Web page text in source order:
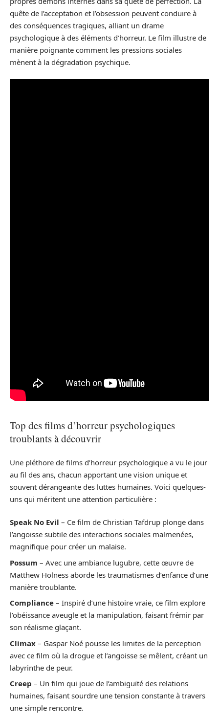
quête de l’acceptation et l’obsession peuvent conduire à
des conséquences tragiques, alliant un drame
psychologique à des éléments d’horreur. Le film illustre de
manière poignante comment les pressions sociales
mènent à la dégradation psychique.
Top des films d’horreur psychologiques
troublants à découvrir
Une pléthore de films d’horreur psychologique a vu le jour
au fil des ans, chacun apportant une vision unique et
souvent dérangeante des luttes humaines. Voici quelques-
uns qui méritent une attention particulière :
Speak No Evil – Ce film de Christian Tafdrup plonge dans
l’angoisse subtile des interactions sociales malmenées,
magnifique pour créer un malaise.
Possum – Avec une ambiance lugubre, cette œuvre de
Matthew Holness aborde les traumatismes d’enfance d’une
manière troublante.
Compliance – Inspiré d’une histoire vraie, ce film explore
l’obéissance aveugle et la manipulation, faisant frémir par
son réalisme glaçant.
Climax – Gaspar Noé pousse les limites de la perception
avec ce film où la drogue et l’angoisse se mêlent, créant un
labyrinthe de peur.
Creep – Un film qui joue de l’ambiguïté des relations
humaines, faisant sourdre une tension constante à travers
une simple rencontre.